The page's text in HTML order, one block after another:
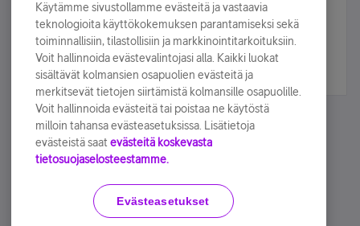
sähköpostiisi.
Tilaa nyt
Käyttöehdot Accessibility statement
Käytämme sivustollamme evästeitä ja vastaavia
teknologioita käyttökokemuksen parantamiseksi sekä
toiminnallisiin, tilastollisiin ja markkinointitarkoituksiin.
Voit hallinnoida evästevalintojasi alla. Kaikki luokat
sisältävät kolmansien osapuolien evästeitä ja
merkitsevät tietojen siirtämistä kolmansille osapuolille.
Voit hallinnoida evästeitä tai poistaa ne käytöstä
milloin tahansa evästeasetuksissa. Lisätietoja
evästeistä saat evästeitä koskevasta
tietosuojaselosteestamme.
Evästeasetukset